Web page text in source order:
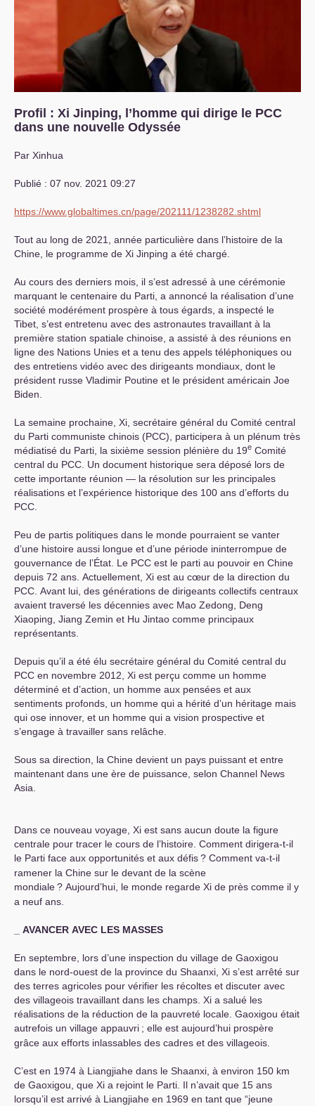
Profil : Xi Jinping, l’homme qui dirige le PCC
dans une nouvelle Odyssée
Par Xinhua
Publié : 07 nov. 2021 09:27
https://www.globaltimes.cn/page/202111/1238282.shtml
Tout au long de 2021, année particulière dans l’histoire de la
Chine, le programme de Xi Jinping a été chargé.
Au cours des derniers mois, il s’est adressé à une cérémonie
marquant le centenaire du Parti, a annoncé la réalisation d’une
société modérément prospère à tous égards, a inspecté le
Tibet, s’est entretenu avec des astronautes travaillant à la
première station spatiale chinoise, a assisté à des réunions en
ligne des Nations Unies et a tenu des appels téléphoniques ou
des entretiens vidéo avec des dirigeants mondiaux, dont le
président russe Vladimir Poutine et le président américain Joe
Biden.
La semaine prochaine, Xi, secrétaire général du Comité central
du Parti communiste chinois (PCC), participera à un plénum très
médiatisé du Parti, la sixième session plénière du 19e Comité
central du PCC . Un document historique sera déposé lors de
cette importante réunion — la résolution sur les principales
réalisations et l’expérience historique des 100 ans d’efforts du
PCC
Peu de partis politiques dans le monde pourraient se vanter
d’une histoire aussi longue et d’une période ininterrompue de
gouvernance de l’État. Le PCC est le parti au pouvoir en Chine
depuis 72 ans. Actuellement, Xi est au cœur de la direction du
PCC . Avant lui, des générations de dirigeants collectifs centraux
avaient traversé les décennies avec Mao Zedong, Deng
Xiaoping, Jiang Zemin et Hu Jintao comme principaux
représentants.
Depuis qu’il a été élu secrétaire général du Comité central du
PCC en novembre 2012, Xi est perçu comme un homme
déterminé et d’action, un homme aux pensées et aux
sentiments profonds, un homme qui a hérité d’un héritage mais
qui ose innover, et un homme qui a vision prospective et
s’engage à travailler sans relâche.
Sous sa direction, la Chine devient un pays puissant et entre
maintenant dans une ère de puissance, selon Channel News
Asia.
Dans ce nouveau voyage, Xi est sans aucun doute la figure
centrale pour tracer le cours de l’histoire. Comment dirigera-t-il
le Parti face aux opportunités et aux défis? Comment va-t-il
ramener la Chine sur le devant de la scène
mondiale? Aujourd’hui, le monde regarde Xi de près comme il y
a neuf ans.
AVANCER AVEC LES MASSES
En septembre, lors d’une inspection du village de Gaoxigou
dans le nord-ouest de la province du Shaanxi, Xi s’est arrêté sur
des terres agricoles pour vérifier les récoltes et discuter avec
des villageois travaillant dans les champs. Xi a salué les
réalisations de la réduction de la pauvreté locale. Gaoxigou était
autrefois un village appauvri ; elle est aujourd’hui prospère
grâce aux efforts inlassables des cadres et des villageois.
C’est en 1974 à Liangjiahe dans le Shaanxi, à environ 150 km
de Gaoxigou, que Xi a rejoint le Parti. Il n’avait que 15 ans
lorsqu’il est arrivé à Liangjiahe en 1969 en tant que “jeune